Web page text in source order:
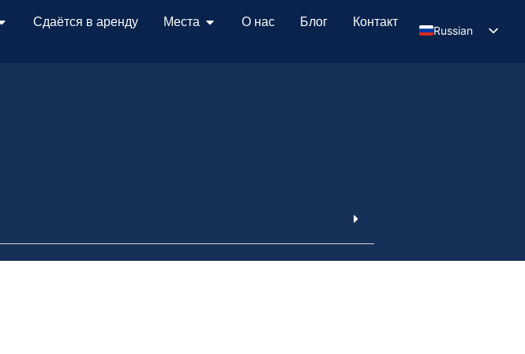
Сдаётся в аренду Места О нас Блог Контакт
Russian